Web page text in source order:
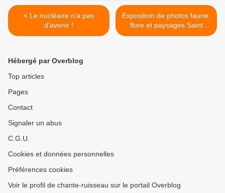
< Le nucléaire n’a pas
d’avenir !
Exposition de photos faune,
flore et paysages Saint
Genois >
Hébergé par Overblog
Top articles
Pages
Contact
Signaler un abus
C.G.U.
Cookies et données personnelles
Préférences cookies
Voir le profil de chante-ruisseau sur le portail Overblog